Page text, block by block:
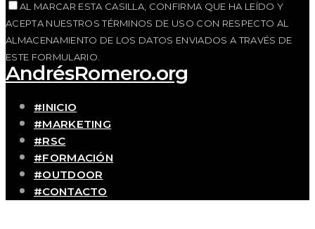
AL MARCAR ESTA CASILLA, CONFIRMA QUE HA LEÍDO Y
ACEPTA NUESTROS TÉRMINOS DE USO CON RESPECTO AL
ALMACENAMIENTO DE LOS DATOS ENVIADOS A TRAVÉS DE
ESTE FORMULARIO.
AndrésRomero.org
#INICIO
#MARKETING
#RSC
#FORMACIÓN
#OUTDOOR
#CONTACTO